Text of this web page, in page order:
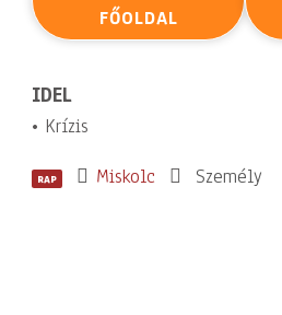
FŐOLDAL
IDEL
• Krízis
RAP Miskolc Személy